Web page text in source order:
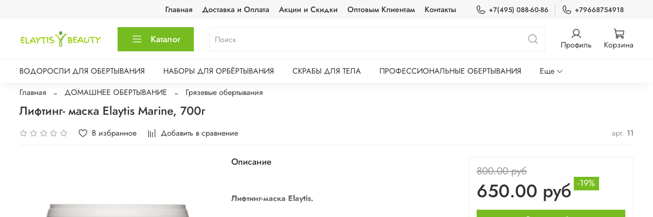
Главная Доставка и Оплата Акции и Скидки Оптовым Клиентам Контакты +7(495) 088-60-86 +79668754918
Каталог Профиль Корзина
ВОДОРОСЛИ ДЛЯ ОБЕРТЫВАНИЯ НАБОРЫ ДЛЯ ОРБЁРТЫВАНИЯ СКРАБЫ ДЛЯ ТЕЛА ПРОФЕССИОНАЛЬНЫЕ ОБЕРТЫВАНИЯ
Еще
Главная
ДОМАШНЕЕ ОБЕРТЫВАНИЕ Грязевые обертывания
Лифтинг- маска Elaytis Marine, 700г
В избранное Добавить в сравнение арт. 11
Описание
Лифтинг-маска Elaytis.
800.00 руб
650.00 руб -19%